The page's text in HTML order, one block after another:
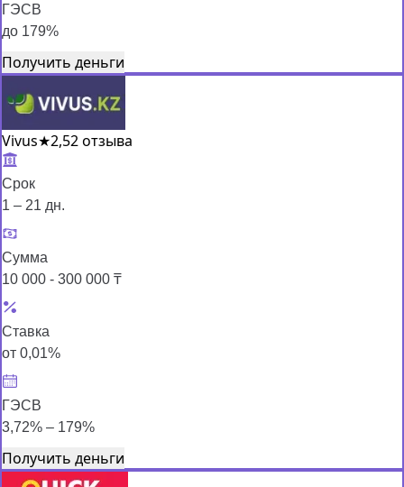
ГЭСВ
до 179%
Получить деньги
Vivus★2,52 отзыва
Срок
1 – 21 дн.
Сумма
10 000 - 300 000 ₸
Ставка
от 0,01%
ГЭСВ
3,72% – 179%
Получить деньги